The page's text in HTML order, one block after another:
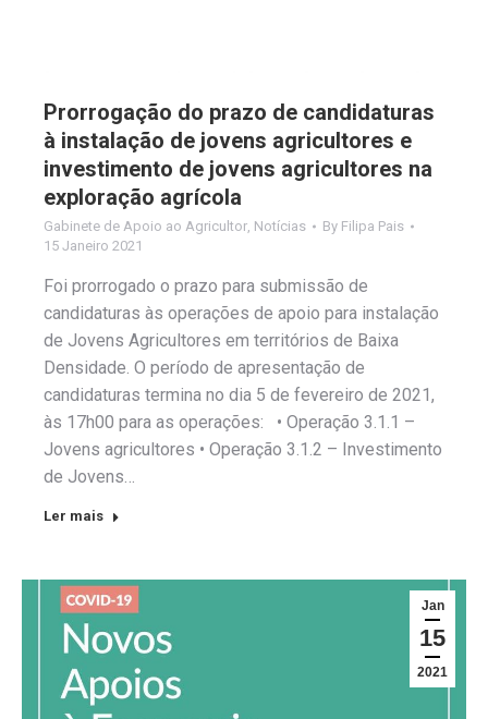
Prorrogação do prazo de candidaturas
à instalação de jovens agricultores e
investimento de jovens agricultores na
exploração agrícola
Gabinete de Apoio ao Agricultor Notícias By Filipa Pais
15 Janeiro 2021
Foi prorrogado o prazo para submissão de
candidaturas às operações de apoio para instalação
de Jovens Agricultores em territórios de Baixa
Densidade. O período de apresentação de
candidaturas termina no dia 5 de fevereiro de 2021,
às 17h00 para as operações: • Operação 3.1.1 –
Jovens agricultores • Operação 3.1.2 – Investimento
de Jovens…
Ler mais
Jan
15
2021